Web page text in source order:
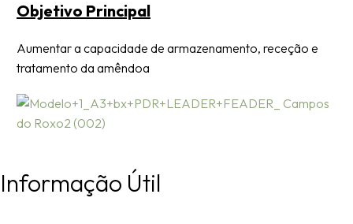
Objetivo Principal
Aumentar a capacidade de armazenamento, receção e
tratamento da amêndoa
Informação Útil